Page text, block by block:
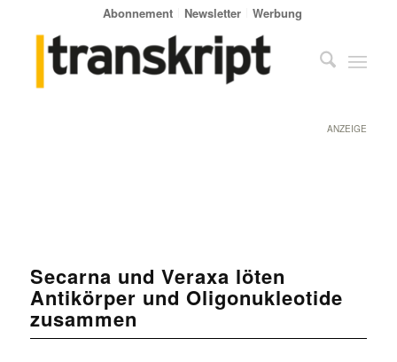
Abonnement Newsletter Werbung
ANZEIGE
Secarna und Veraxa löten
Antikörper und Oligonukleotide
zusammen